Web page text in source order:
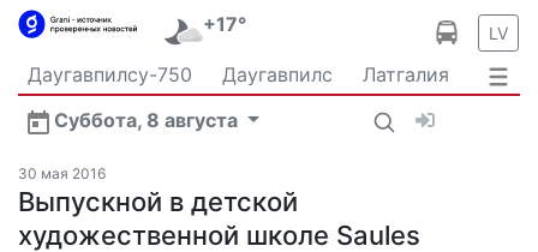
+17° LV
Даугавпилсу-750 Даугавпилс
Латгалия
Латвия
Политика Происшествия
Спорт
Общество
Суббота, 8 августа
Новости Даугавпилса
Транспорт
В мире
30 мая 2016
Выпускной в детской
художественной школе Saules